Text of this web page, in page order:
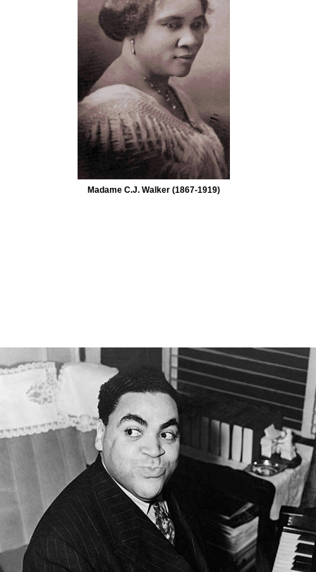
Madame C.J. Walker (1867-1919)